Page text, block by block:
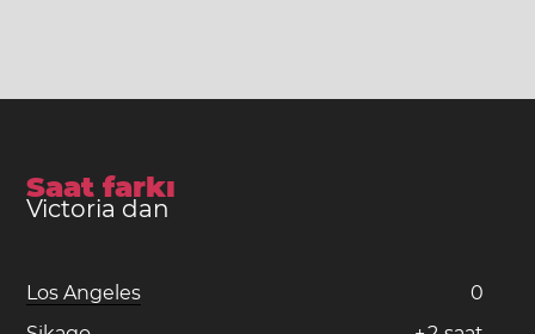
Saat farkı
Victoria dan
Los Angeles
0